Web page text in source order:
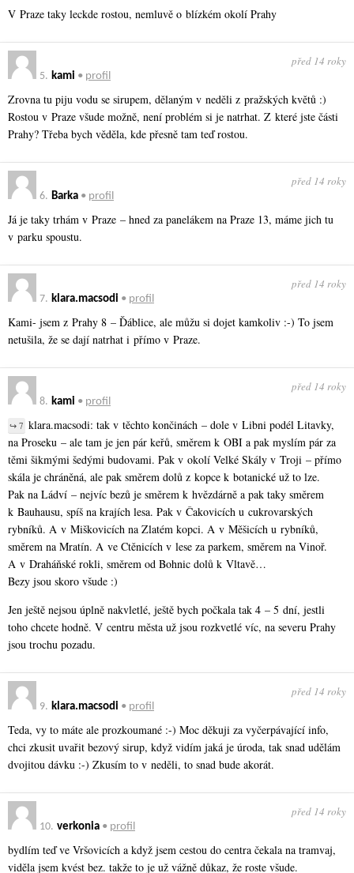
V Praze taky leckde rostou, nemluvě o blízkém okolí Prahy
5. kami • profil
před 14 roky
Zrovna tu piju vodu se sirupem, dělaným v neděli z pražských květů :)
Rostou v Praze všude možně, není problém si je natrhat. Z které jste části
Prahy? Třeba bych věděla, kde přesně tam teď rostou.
6. Barka • profil
před 14 roky
Já je taky trhám v Praze – hned za panelákem na Praze 13, máme jich tu
v parku spoustu.
7. klara.macsodi • profil
před 14 roky
Kami- jsem z Prahy 8 – Ďáblice, ale můžu si dojet kamkoliv :-) To jsem
netušila, že se dají natrhat i přímo v Praze.
8. kami • profil
před 14 roky
↪ 7 klara.macsodi: tak v těchto končinách – dole v Libni podél Litavky,
na Proseku – ale tam je jen pár keřů, směrem k OBI a pak myslím pár za
těmi šikmými šedými budovami. Pak v okolí Velké Skály v Troji – přímo
skála je chráněná, ale pak směrem dolů z kopce k botanické už to lze.
Pak na Ládví – nejvíc bezů je směrem k hvězdárně a pak taky směrem
k Bauhausu, spíš na krajích lesa. Pak v Čakovicích u cukrovarských
rybníků. A v Miškovicích na Zlatém kopci. A v Měšicích u rybníků,
směrem na Mratín. A ve Ctěnicích v lese za parkem, směrem na Vinoř.
A v Draháňské rokli, směrem od Bohnic dolů k Vltavě…
Bezy jsou skoro všude :)
Jen ještě nejsou úplně nakvletlé, ještě bych počkala tak 4 – 5 dní, jestli
toho chcete hodně. V centru města už jsou rozkvetlé víc, na severu Prahy
jsou trochu pozadu.
9. klara.macsodi • profil
před 14 roky
Teda, vy to máte ale prozkoumané :-) Moc děkuji za vyčerpávající info,
chci zkusit uvařit bezový sirup, když vidím jaká je úroda, tak snad udělám
dvojitou dávku :-) Zkusím to v neděli, to snad bude akorát.
10. verkonia • profil
před 14 roky
bydlím teď ve Vršovicích a když jsem cestou do centra čekala na tramvaj,
viděla jsem kvést bez. takže to je už vážně důkaz, že roste všude.